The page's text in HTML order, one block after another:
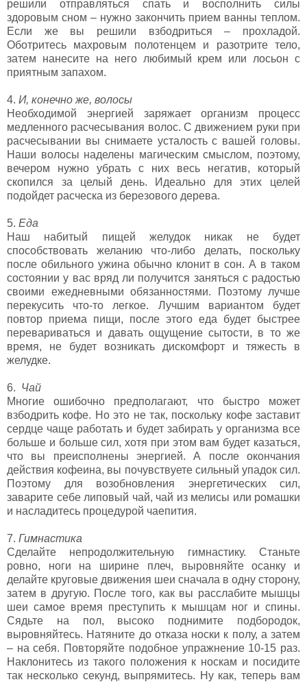
решили отправляться спать и восполнить силы
здоровым сном – нужно закончить прием ванны теплом.
Если же вы решили взбодриться – прохладой.
Оботритесь махровым полотенцем и разотрите тело,
затем нанесите на него любимый крем или лосьон с
приятным запахом.
4. И, конечно же, волосы
Необходимой энергией заряжает организм процесс
медленного расчесывания волос. С движением руки при
расчесывании вы снимаете усталость с вашей головы.
Наши волосы наделены магическим смыслом, поэтому,
вечером нужно убрать с них весь негатив, который
скопился за целый день. Идеально для этих целей
подойдет расческа из березового дерева.
5. Еда
Наш набитый пищей желудок никак не будет
способствовать желанию что-либо делать, поскольку
после обильного ужина обычно клонит в сон. А в таком
состоянии у вас вряд ли получится заняться с радостью
своими ежедневными обязанностями. Поэтому лучше
перекусить что-то легкое. Лучшим вариантом будет
повтор приема пищи, после этого еда будет быстрее
перевариваться и давать ощущение сытости, в то же
время, не будет возникать дискомфорт и тяжесть в
желудке.
6. Чай
Многие ошибочно предполагают, что быстро может
взбодрить кофе. Но это не так, поскольку кофе заставит
сердце чаще работать и будет забирать у организма все
больше и больше сил, хотя при этом вам будет казаться,
что вы преисполнены энергией. А после окончания
действия кофеина, вы почувствуете сильный упадок сил.
Поэтому для возобновления энергетических сил,
заварите себе липовый чай, чай из мелисы или ромашки
и насладитесь процедурой чаепития.
7. Гимнастика
Сделайте непродолжительную гимнастику. Станьте
ровно, ноги на ширине плеч, выровняйте осанку и
делайте круговые движения шеи сначала в одну сторону,
затем в другую. После того, как вы расслабите мышцы
шеи самое время преступить к мышцам ног и спины.
Сядьте на пол, высоко поднимите подбородок,
выровняйтесь. Натяните до отказа носки к полу, а затем
– на себя. Повторяйте подобное упражнение 10-15 раз.
Наклонитесь из такого положения к носкам и посидите
так несколько секунд, выпрямитесь. Ну как, теперь вам